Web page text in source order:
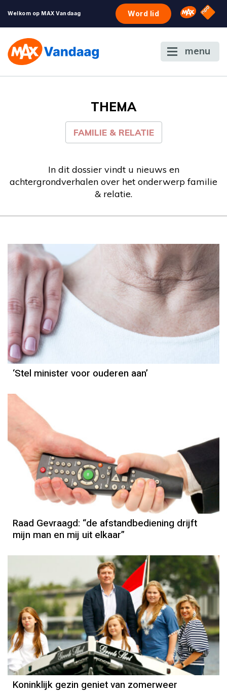
Welkom op MAX Vandaag Word lid Omroep
NPO
menu
THEMA
FAMILIE & RELATIE
In dit dossier vindt u nieuws en
achtergrondverhalen over het onderwerp familie
& relatie.
‘Stel minister voor ouderen aan’
Raad Gevraagd: “de afstandbediening drijft
mijn man en mij uit elkaar”
Koninklijk gezin geniet van zomerweer